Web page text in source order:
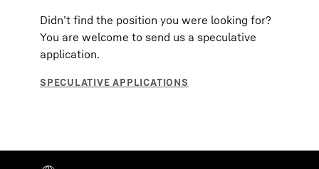
Didn’t find the position you were looking for?
You are welcome to send us a speculative
application.